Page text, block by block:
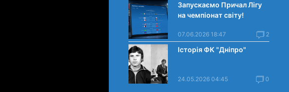
Запускаємо Причал Лігу
на чемпіонат світу!
07.06.2026 18:47 2
Історія ФК "Дніпро"
24.05.2026 04:45 0